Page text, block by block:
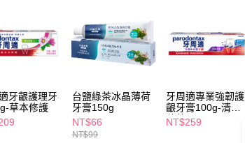
牙齦護理牙
草本修護
台鹽綠茶冰晶薄荷
牙膏150g
NT$66
NT$99
牙周適專業強韌護
齦牙膏100g-清新
薄荷
NT$259